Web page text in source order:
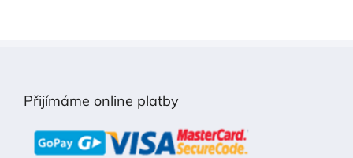
Přijímáme online platby